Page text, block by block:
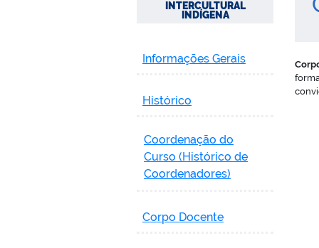
INTERCULTURAL
INDÍGENA
Informações Gerais
Histórico
Coordenação do
Curso (Histórico de
Coordenadores)
Corpo Docente